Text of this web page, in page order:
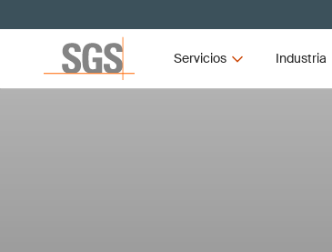
Servicios Industria